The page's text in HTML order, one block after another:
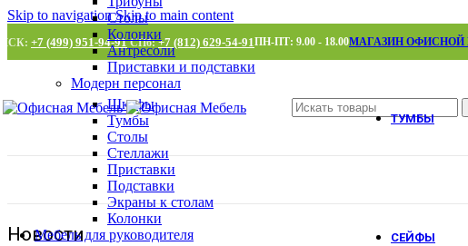
Skip to navigationSkip to main content
+7 (499) 951-94-91 СПб:+7 (812) 629-54-91ПН-ПТ: 9.00 - 18.00МАГАЗИН ОФИСНОЙ
Столы
Колонки
Антресоли
Приставки и подставки
Модерн персонал
Шкафы
Тумбы
Столы
Стеллажи
Приставки
Подставки
Экраны к столам
Колонки
Мебель для руководителя
ТУМБЫ
СЕЙФЫ
Новости